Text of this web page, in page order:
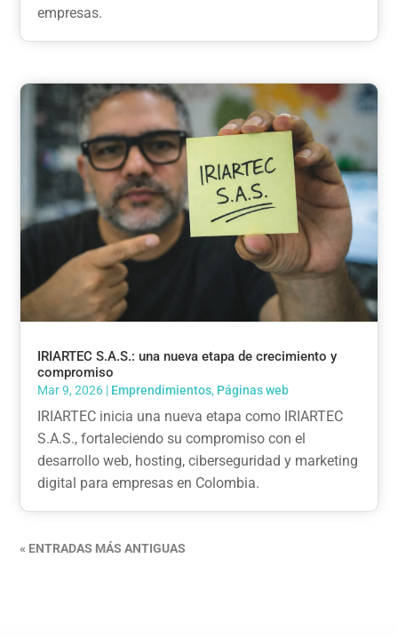
empresas.
IRIARTEC S.A.S.: una nueva etapa de crecimiento y
compromiso
Mar 9, 2026 | Emprendimientos, Páginas web
IRIARTEC inicia una nueva etapa como IRIARTEC
S.A.S., fortaleciendo su compromiso con el
desarrollo web, hosting, ciberseguridad y marketing
digital para empresas en Colombia.
« ENTRADAS MÁS ANTIGUAS